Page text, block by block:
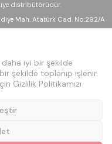
distribütörüdür.
Mah. Atatürk Cad. No:292/A
iyi bir şekilde
şekilde toplanıp işlenir.
Gizlilik Politikamızı